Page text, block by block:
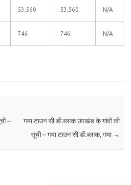
53,560 53,560 N/A
746 746 N/A
–
गया टाउन सी.डी.ब्लाक उपखंड के गांवों की
सूची – गया टाउन सी.डी.ब्लाक, गया →